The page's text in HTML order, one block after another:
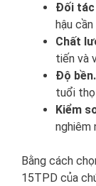
Đối tác
hậu
Chất
tiến và
Độ bền.
tuổi
Kiểm
nghiêm
Bằng cách
15TPD của